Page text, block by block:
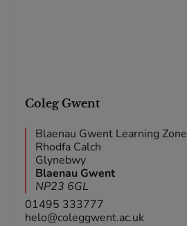
Coleg Gwent
Blaenau Gwent Learning Zone
Rhodfa Calch
Glynebwy
Blaenau Gwent
NP23 6GL
01495 333777
helo@coleggwent.ac.uk